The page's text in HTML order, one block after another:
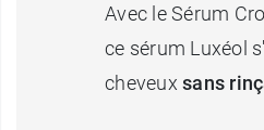
Avec le Sérum
ce sérum Luxéol
cheveux sans